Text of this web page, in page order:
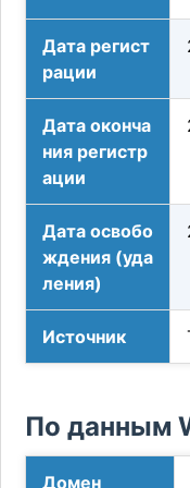
Дата регист
рации
Дата оконча
ния регистр
ации
Дата освобо
ждения (уда
ления)
Источник
По данным
Домен